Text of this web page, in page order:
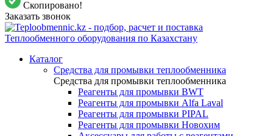
Скопировано!
Заказать звонок
Каталог
Средства для промывки теплообменника
Средства для промывки теплообменника
Реагенты для промывки BWT
Реагенты для промывки Alfa Laval
Реагенты для промывки PIPAL
Реагенты для промывки Новохим